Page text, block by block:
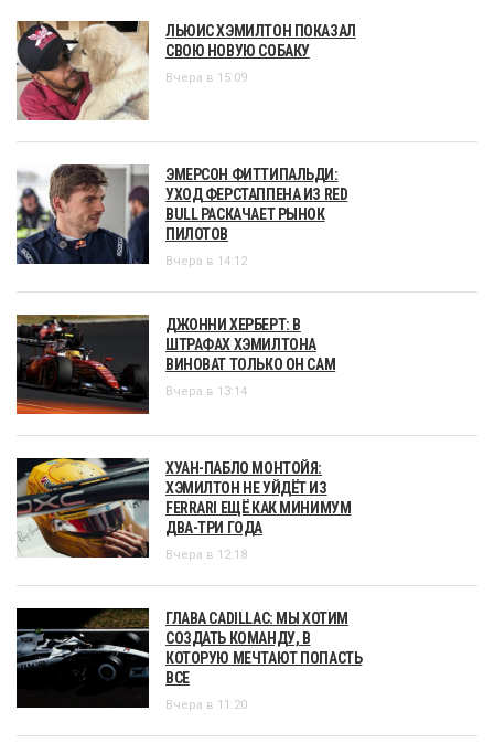
ЛЬЮИС ХЭМИЛТОН ПОКАЗАЛ
СВОЮ НОВУЮ СОБАКУ
Вчера в 15:09
ЭМЕРСОН ФИТТИПАЛЬДИ:
УХОД ФЕРСТАППЕНА ИЗ RED
BULL РАСКАЧАЕТ РЫНОК
ПИЛОТОВ
Вчера в 14:12
ДЖОННИ ХЕРБЕРТ: В
ШТРАФАХ ХЭМИЛТОНА
ВИНОВАТ ТОЛЬКО ОН САМ
Вчера в 13:14
ХУАН-ПАБЛО МОНТОЙЯ:
ХЭМИЛТОН НЕ УЙДЁТ ИЗ
FERRARI ЕЩЁ КАК МИНИМУМ
ДВА-ТРИ ГОДА
Вчера в 12:18
ГЛАВА CADILLAC: МЫ ХОТИМ
СОЗДАТЬ КОМАНДУ, В
КОТОРУЮ МЕЧТАЮТ ПОПАСТЬ
ВСЕ
Вчера в 11:20